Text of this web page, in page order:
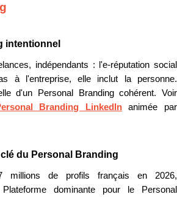
intentionnel
indépendants : l'e-réputation social
à l'entreprise, elle inclut la personne.
d'un Personal Branding cohérent. Voir
Branding LinkedInanimée par
du Personal Branding
millions de profils français en 2026,
dominante pour le Personal